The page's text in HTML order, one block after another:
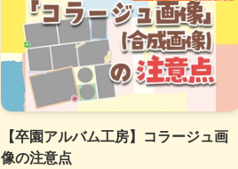
【卒園アルバム工房】コラージュ画
像の注意点